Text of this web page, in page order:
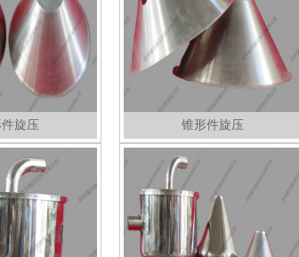
旋压 锥形件旋压